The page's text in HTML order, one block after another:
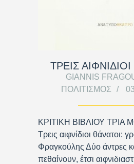
ΤΡΕΙΣ
GIANNIS
ΠΟΛΙΤΙΣΜΌΣ
ΚΡΙΤΙΚΗ ΒΙΒΛΙΟΥ
Τρεις αιφνίδιοι θάνατοι:
Φραγκούλης Δύο άντρες
πεθαίνουν, έτσι